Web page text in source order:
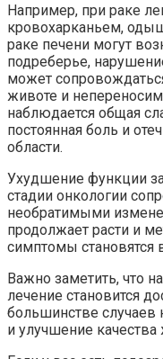
Например, при раке
кровохарканьем,
раке печени могут
подреберье,
может
животе и
наблюдается общая
постоянная боль и
области.
Ухудшение функции
стадии онкологии
необратимыми
продолжает расти и
симптомы
Важно заметить, что
лечение становится
большинстве случаев
и улучшение качества